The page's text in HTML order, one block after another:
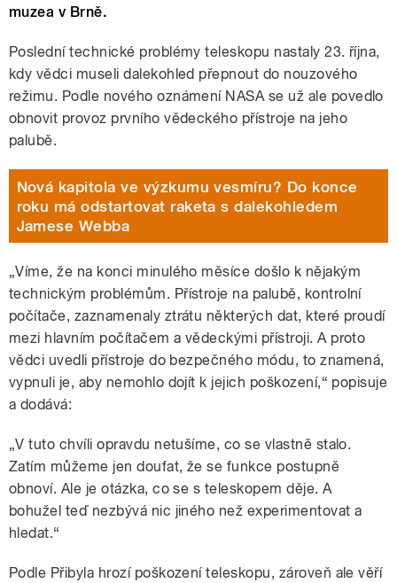
muzea v Brně.
Poslední technické problémy teleskopu nastaly 23. října,
kdy vědci museli dalekohled přepnout do nouzového
režimu. Podle nového oznámení NASA se už ale povedlo
obnovit provoz prvního vědeckého přístroje na jeho
palubě.
Nová kapitola ve výzkumu vesmíru? Do konce
roku má odstartovat raketa s dalekohledem
Jamese Webba
„Víme, že na konci minulého měsíce došlo k nějakým
technickým problémům. Přístroje na palubě, kontrolní
počítače, zaznamenaly ztrátu některých dat, které proudí
mezi hlavním počítačem a vědeckými přístroji. A proto
vědci uvedli přístroje do bezpečného módu, to znamená,
vypnuli je, aby nemohlo dojít k jejich poškození,“ popisuje
a dodává:
„V tuto chvíli opravdu netušíme, co se vlastně stalo.
Zatím můžeme jen doufat, že se funkce postupně
obnoví. Ale je otázka, co se s teleskopem děje. A
bohužel teď nezbývá nic jiného než experimentovat a
hledat.“
Podle Přibyla hrozí poškození teleskopu, zároveň ale věří